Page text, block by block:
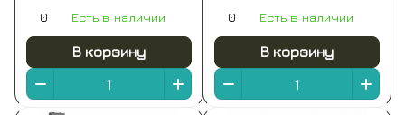
& woghand hamburg,
золото (ww-al314-bg)
0 Есть в наличии
В корзину
& woghand dortmund,
золото (ww-a364-bg)
0 Есть в наличии
В корзину